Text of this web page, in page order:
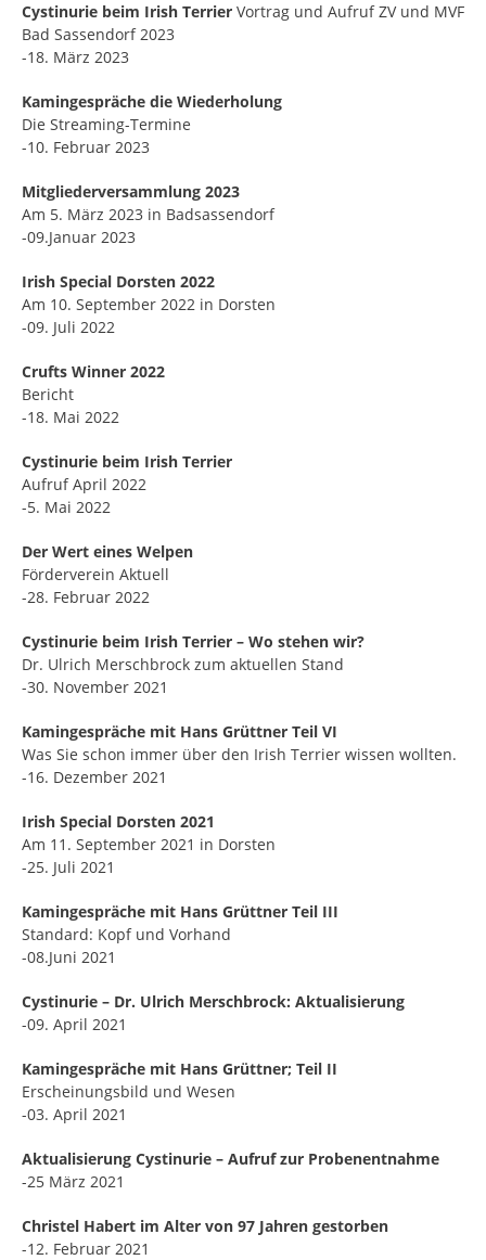
Cystinurie beim Irish Terrier Vortrag und Aufruf ZV und MVF
Bad Sassendorf 2023
-18. März 2023
Kamingespräche die Wiederholung
Die Streaming-Termine
-10. Februar 2023
Mitgliederversammlung 2023
Am 5. März 2023 in Badsassendorf
-09.Januar 2023
Irish Special Dorsten 2022
Am 10. September 2022 in Dorsten
-09. Juli 2022
Crufts Winner 2022
Bericht
-18. Mai 2022
Cystinurie beim Irish Terrier
Aufruf April 2022
-5. Mai 2022
Der Wert eines Welpen
Förderverein Aktuell
-28. Februar 2022
Cystinurie beim Irish Terrier – Wo stehen wir?
Dr. Ulrich Merschbrock zum aktuellen Stand
-30. November 2021
Kamingespräche mit Hans Grüttner Teil VI
Was Sie schon immer über den Irish Terrier wissen wollten.
-16. Dezember 2021
Irish Special Dorsten 2021
Am 11. September 2021 in Dorsten
-25. Juli 2021
Kamingespräche mit Hans Grüttner Teil III
Standard: Kopf und Vorhand
-08.Juni 2021
Cystinurie – Dr. Ulrich Merschbrock: Aktualisierung
-09. April 2021
Kamingespräche mit Hans Grüttner; Teil II
Erscheinungsbild und Wesen
-03. April 2021
Aktualisierung Cystinurie – Aufruf zur Probenentnahme
-25 März 2021
Christel Habert im Alter von 97 Jahren gestorben
-12. Februar 2021